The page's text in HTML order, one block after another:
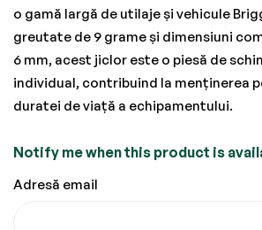
o gamă largă de utilaje și vehicule
greutate de 9 grame și dimensiuni
6 mm, acest jiclor este o piesă de
individual, contribuind la menținerea
duratei de viață a echipamentului.
Notify me when this product is
Adresă email